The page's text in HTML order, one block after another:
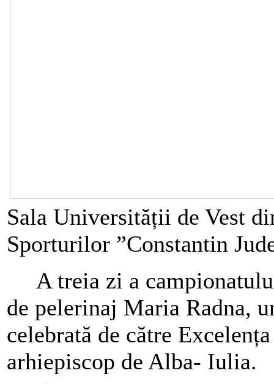
Sala Universității de Vest
Sporturilor ”Constantin
A treia zi a
de pelerinaj Maria Radna,
celebrată de către
arhiepiscop de Alba- Iulia.